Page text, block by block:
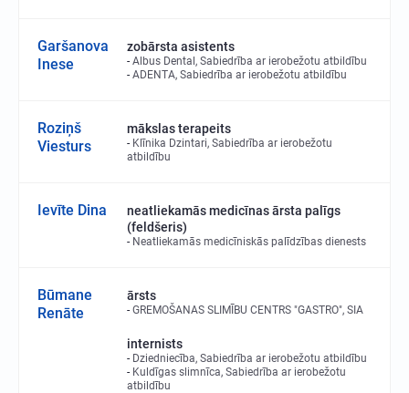
Garšanova
Inese
zobārsta asistents
Albus Dental, Sabiedrība ar ierobežotu atbildību
ADENTA, Sabiedrība ar ierobežotu atbildību
Roziņš
Viesturs
mākslas terapeits
Klīnika Dzintari, Sabiedrība ar ierobežotu
atbildību
Ievīte Dina
neatliekamās medicīnas ārsta palīgs
(feldšeris)
Neatliekamās medicīniskās palīdzības dienests
Būmane
Renāte
ārsts
GREMOŠANAS SLIMĪBU CENTRS "GASTRO", SIA
internists
Dziedniecība, Sabiedrība ar ierobežotu atbildību
Kuldīgas slimnīca, Sabiedrība ar ierobežotu
atbildību